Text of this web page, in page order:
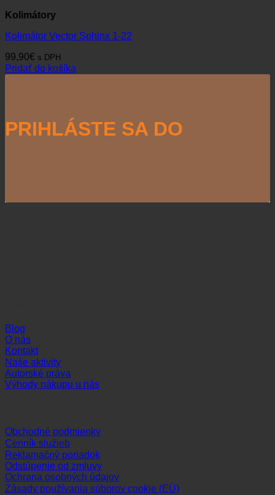
Kolimátory
Kolimátor Vector Sphinx 1-22
99,90€ s DPH
Pridať do košíka
PRIHLÁSTE SA DO
Blog
O nás
Kontakt
Naše aktivity
Autorské práva
Výhody nákupu u nás
Obchodné podmienky
Cenník služieb
Reklamačný poriadok
Odstúpenie od zmluvy
Ochrana osobných údajov
Zásady používania súborov cookie (EÚ)